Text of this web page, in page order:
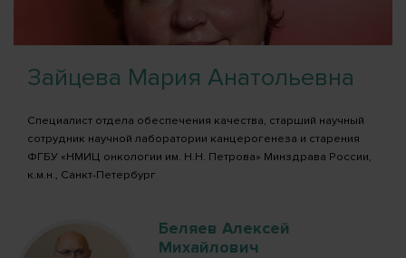
Зайцева Мария Анатольевна
Специалист отдела обеспечения качества, старший научный
сотрудник научной лаборатории канцерогенеза и старения
ФГБУ «НМИЦ онкологии им. Н.Н. Петрова» Минздрава России,
к.м.н., Санкт-Петербург
Беляев Алексей
Михайлович